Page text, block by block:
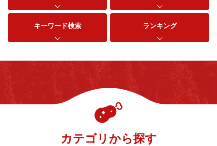
キーワード検索 ランキング
カテゴリから探す